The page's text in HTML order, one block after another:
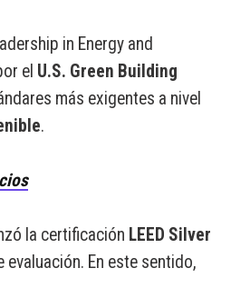
in Energy and
el U.S. Green Building
más exigentes a nivel
.
la certificación LEED Silver
En este sentido,